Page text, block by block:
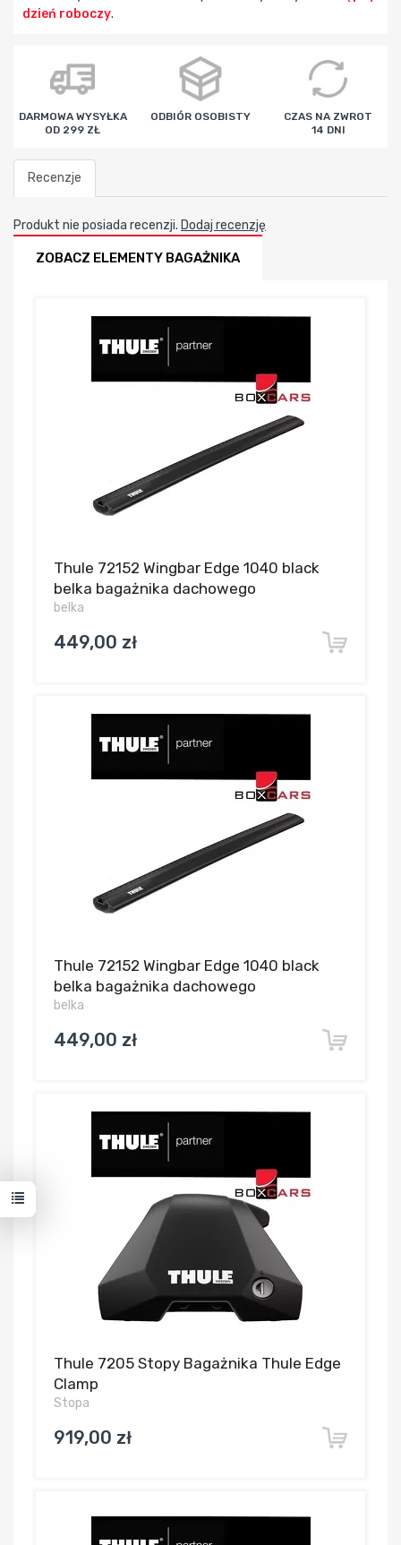
dzień roboczy.
godz min
DARMOWA WYSYŁKA
OD 299 ZŁ
ODBIÓR OSOBISTY
CZAS NA ZWROT
14 DNI
Recenzje
Produkt nie posiada recenzji. Dodaj recenzję
ZOBACZ ELEMENTY BAGAŻNIKA
Thule 72152 Wingbar Edge 1040 black
belka bagażnika dachowego
belka
449,00 zł
Thule 72152 Wingbar Edge 1040 black
belka bagażnika dachowego
belka
449,00 zł
Thule 7205 Stopy Bagażnika Thule Edge
Clamp
Stopa
919,00 zł